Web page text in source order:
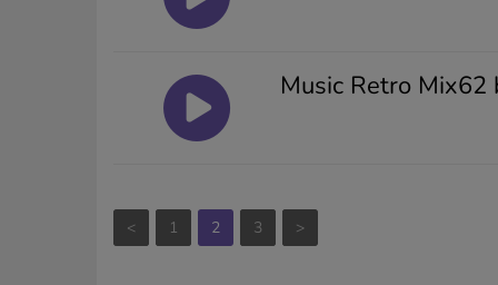
Music Retro Mix62
< 1 2 3 >